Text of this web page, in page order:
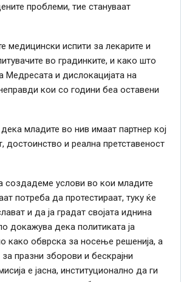
проблеми, тие стануваат
медицински испити за лекарите и
во градинките, и како што
Медресата и дислокацијата на
кои со години беа оставени
младите во нив имаат партнер кој
достоинство и реална претставеност
создадеме услови во кои младите
потреба да протестираат, туку ќе
и да ја градат својата иднина
докажува дека политиката ја
како обврска за носење решенија, а
празни зборови и бескрајни
е јасна, институционално да ги